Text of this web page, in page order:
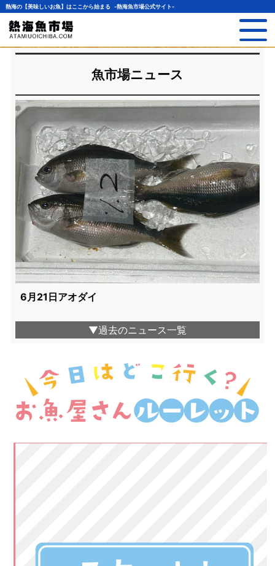
熱海の【美味しいお魚】はここから始まる -熱海魚市場公式サイト-
魚市場ニュース
6月21日アオダイ
▼過去のニュース一覧